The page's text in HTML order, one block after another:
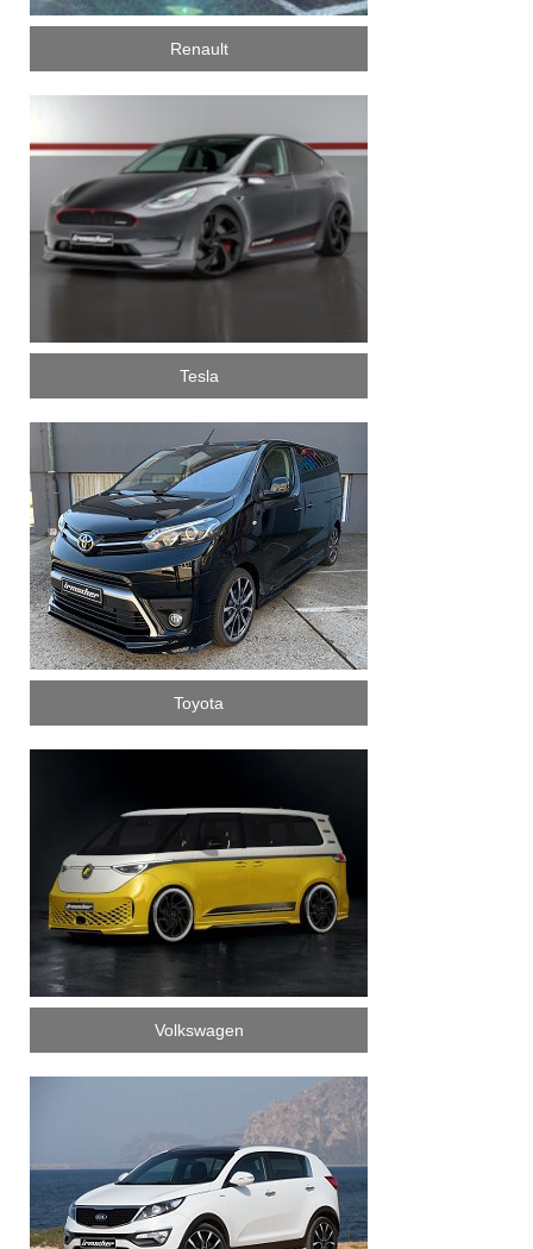
Renault
Tesla
Toyota
Volkswagen